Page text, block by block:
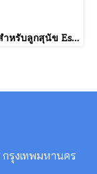
นมพร้อมดื่มสำหรับลูกสุนัข Esbilac (340 กรัม)
กรุงเทพมหานคร